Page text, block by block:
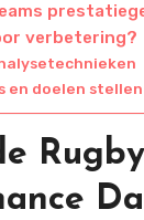
verbetering?
en doelen stellen
Rugby